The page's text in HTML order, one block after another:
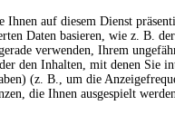
Ihnen auf diesem Dienst
Daten basieren, wie z. B.
verwenden, Ihrem
den Inhalten, mit denen Sie
(z. B., um die
die Ihnen ausgespielt